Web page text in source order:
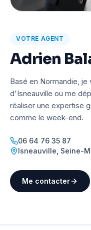
VOTRE AGENT
Adrien
Basé en Normandie,
d'Isneauville ou me
réaliser une expertise
comme le week-end.
06 64 76 35 87
Isneauville Seine-
Me contacter